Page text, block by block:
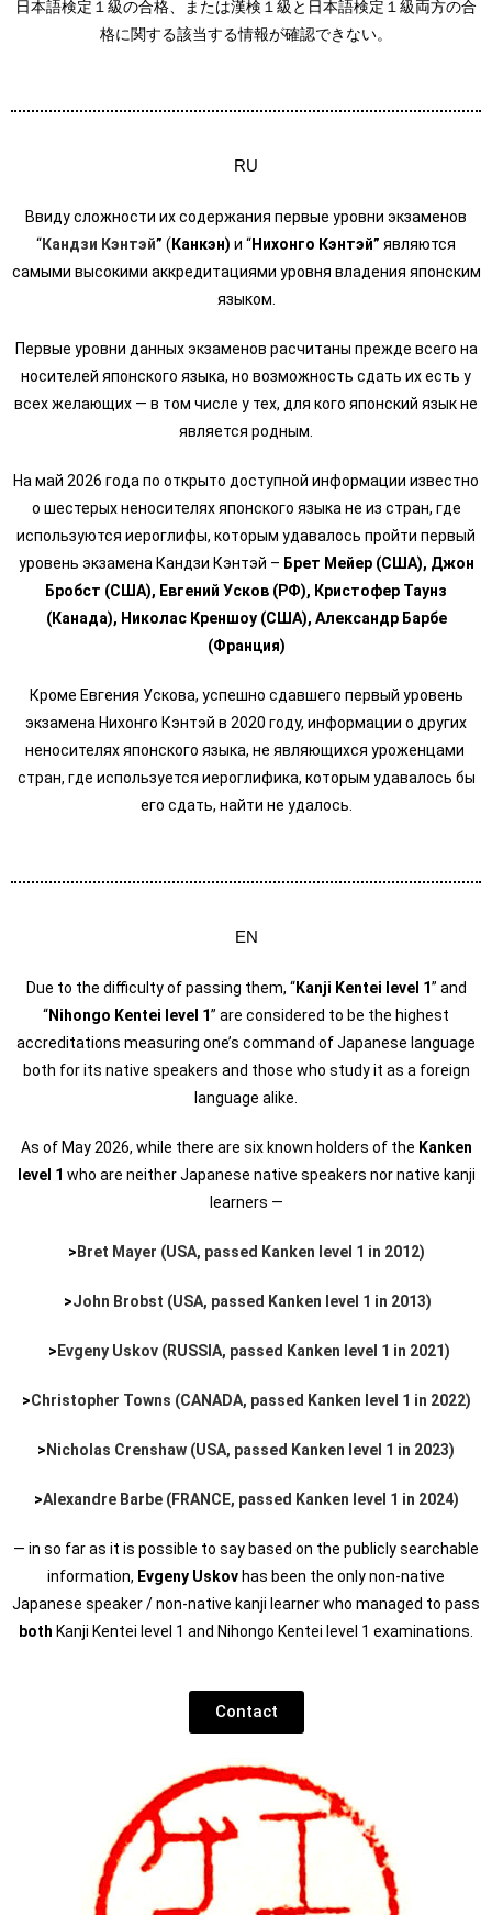
日本語検定１級の合格、または漢検１級と日本語検定１級両方の合
格に関する該当する情報が確認できない。
RU
Ввиду сложности их содержания первые уровни экзаменов
“Кандзи Кэнтэй” ( Канкэн) и “Нихонго Кэнтэй” являются
самыми высокими аккредитациями уровня владения японским
языком.
Первые уровни данных экзаменов расчитаны прежде всего на
носителей японского языка, но возможность сдать их есть у
всех желающих — в том числе у тех, для кого японский язык не
является родным.
На май 2026 года по открыто доступной информации известно
о шестерых неносителях японского языка не из стран, где
используются иероглифы, которым удавалось пройти первый
уровень экзамена Кандзи Кэнтэй – Брет Мейер (США), Джон
Бробст (США), Евгений Усков (РФ), Кристофер Таунз
(Канада), Николас Креншоу (США), Александр Барбе
(Франция)
Кроме Евгения Ускова, успешно сдавшего первый уровень
экзамена Нихонго Кэнтэй в 2020 году, информации о других
неносителях японского языка, не являющихся уроженцами
стран, где используется иероглифика, которым удавалось бы
его сдать, найти не удалось.
EN
Due to the difficulty of passing them, “Kanji Kentei level 1” and
“Nihongo Kentei level 1” are considered to be the highest
accreditations measuring one’s command of Japanese language
both for its native speakers and those who study it as a foreign
language alike.
As of May 2026, while there are six known holders of the Kanken
level 1 who are neither Japanese native speakers nor native kanji
learners —
> Bret Mayer (USA, passed Kanken level 1 in 2012)
>John Brobst (USA, passed Kanken level 1 in 2013)
> Evgeny Uskov (RUSSIA, passed Kanken level 1 in 2021)
>Christopher Towns (CANADA, passed Kanken level 1 in 2022)
> Nicholas Crenshaw (USA, passed Kanken level 1 in 2023)
>Alexandre Barbe (FRANCE, passed Kanken level 1 in 2024)
— in so far as it is possible to say based on the publicly searchable
information, Evgeny Uskov has been the only non-native
Japanese speaker / non-native kanji learner who managed to pass
both Kanji Kentei level 1 and Nihongo Kentei level 1 examinations.
Contact